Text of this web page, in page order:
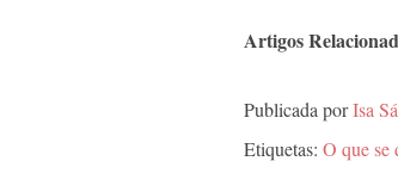
Artigos
Publicada porIsa Sá
Etiquetas: O que se